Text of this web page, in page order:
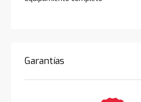
Garantías